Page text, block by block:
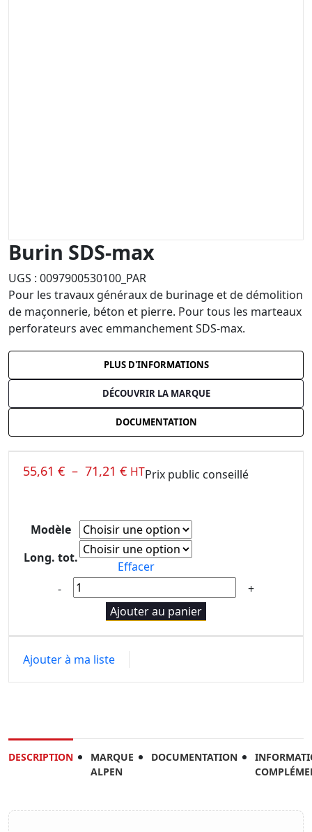
Burin SDS-max
UGS : 0097900530100_PAR
Pour les travaux généraux de burinage et de démolition
de maçonnerie, béton et pierre. Pour tous les marteaux
perforateurs avec emmanchement SDS-max.
PLUS D'INFORMATIONS
DÉCOUVRIR LA MARQUE
DOCUMENTATION
55,61 € – 71,21 € HTPrix public conseillé
Modèle
Long. tot.
Effacer
Ajouter au panier
Ajouter à ma liste
DESCRIPTION
MARQUE
ALPEN
DOCUMENTATION